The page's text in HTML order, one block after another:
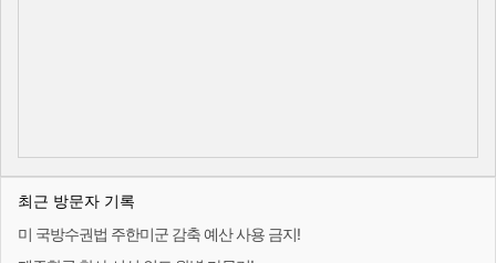
최근 방문자 기록
미 국방수권법 주한미군 감축 예산 사용 금지!